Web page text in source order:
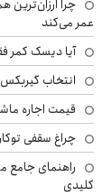
چرا
عمر می‌کند
آیا دیسک کمر
انتخاب
قیمت اجاره ماشین در کیش
چراغ سقفی
راهنمای جامع
کلیدی